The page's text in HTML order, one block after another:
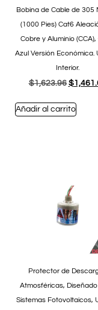
Bobina de Cable de 305
(1000 Pies) Cat6
Cobre y Aluminio (CCA),
Azul Versión Económica.
Interior.
$1,623.96 $
Añadir al carrito
Protector de
Atmosféricas,
Sistemas Fotovoltaicos,